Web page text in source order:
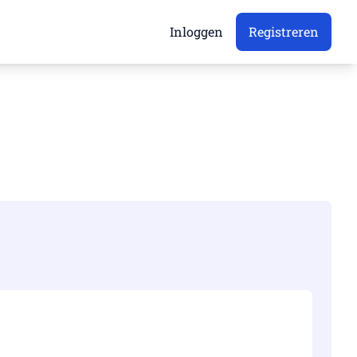
Inloggen Registreren